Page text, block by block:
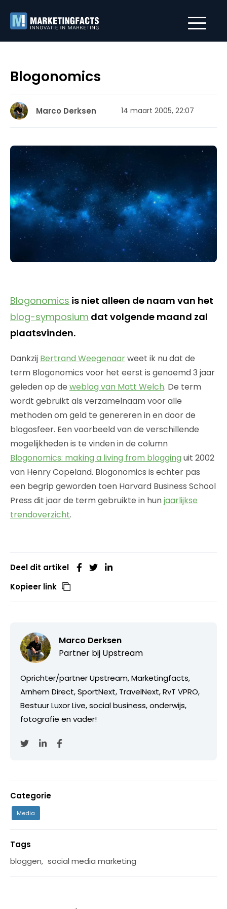
Blogonomics
Marco Derksen 14 maart 2005, 22:07
Blogonomics is niet alleen de naam van het
blog-symposium dat volgende maand zal
plaatsvinden.
Dankzij Bertrand Weegenaarweet ik nu dat de
term Blogonomics voor het eerst is genoemd 3 jaar
geleden op de weblog van Matt Welch. De term
wordt gebruikt als verzamelnaam voor alle
methoden om geld te genereren in en door de
blogosfeer. Een voorbeeld van de verschillende
mogelijkheden is te vinden in de column
Blogonomics: making a living from blogging uit 2002
van Henry Copeland. Blogonomics is echter pas
een begrip geworden toen Harvard Business School
Press dit jaar de term gebruikte in hunjaarlijkse
trendoverzicht.
Deel dit artikel
Kopieer link
Marco Derksen
Partner bij Upstream
Oprichter/partner Upstream, Marketingfacts,
Arnhem Direct, SportNext, TravelNext, RvT VPRO,
Bestuur Luxor Live, social business, onderwijs,
fotografie en vader!
Categorie
Media
Tags
bloggen, social media marketing